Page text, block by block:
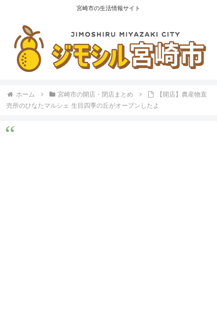
宮崎市の生活情報サイト
ホーム 宮崎市の開店・閉店まとめ
【開店】農産物直
売所のひなたマルシェ 生目四季の丘がオープンしたよ